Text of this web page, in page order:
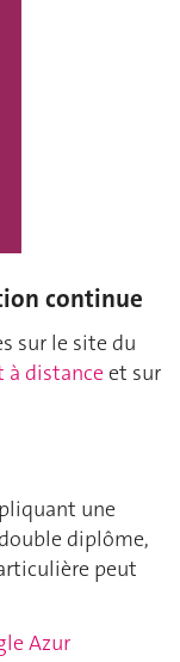
continue
sur le site du
à distanceet sur
une
diplôme,
peut
Azur